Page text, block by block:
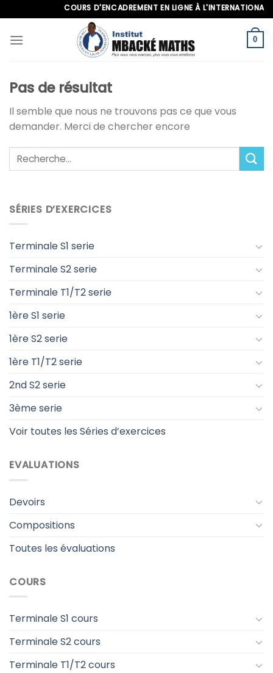
to
content
COURS D'ENCADREMENT EN LIGNE À L'INTERNATIONAL,
0
SÉRIES D’EXERCICES
Terminale S1 serie
Terminale S2 serie
Terminale T1/T2 serie
1ère S1 serie
1ère S2 serie
1ère T1/T2 serie
2nd S2 serie
3ème serie
Voir toutes les Séries d’exercices
EVALUATIONS
Devoirs
Compositions
Toutes les évaluations
COURS
Terminale S1 cours
Terminale S2 cours
Terminale T1/T2 cours
Pas de résultat
Il semble que nous ne trouvons pas ce que vous
demander. Merci de chercher encore